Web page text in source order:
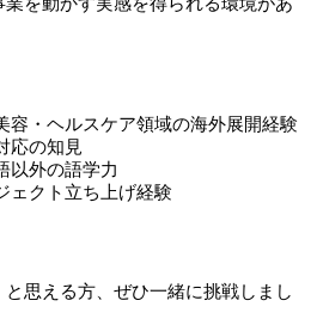
容・ヘルスケア領域の海外展開経験
応の知見
以外の語学力
ェクト立ち上げ経験
思える方、ぜひ一緒に挑戦しまし